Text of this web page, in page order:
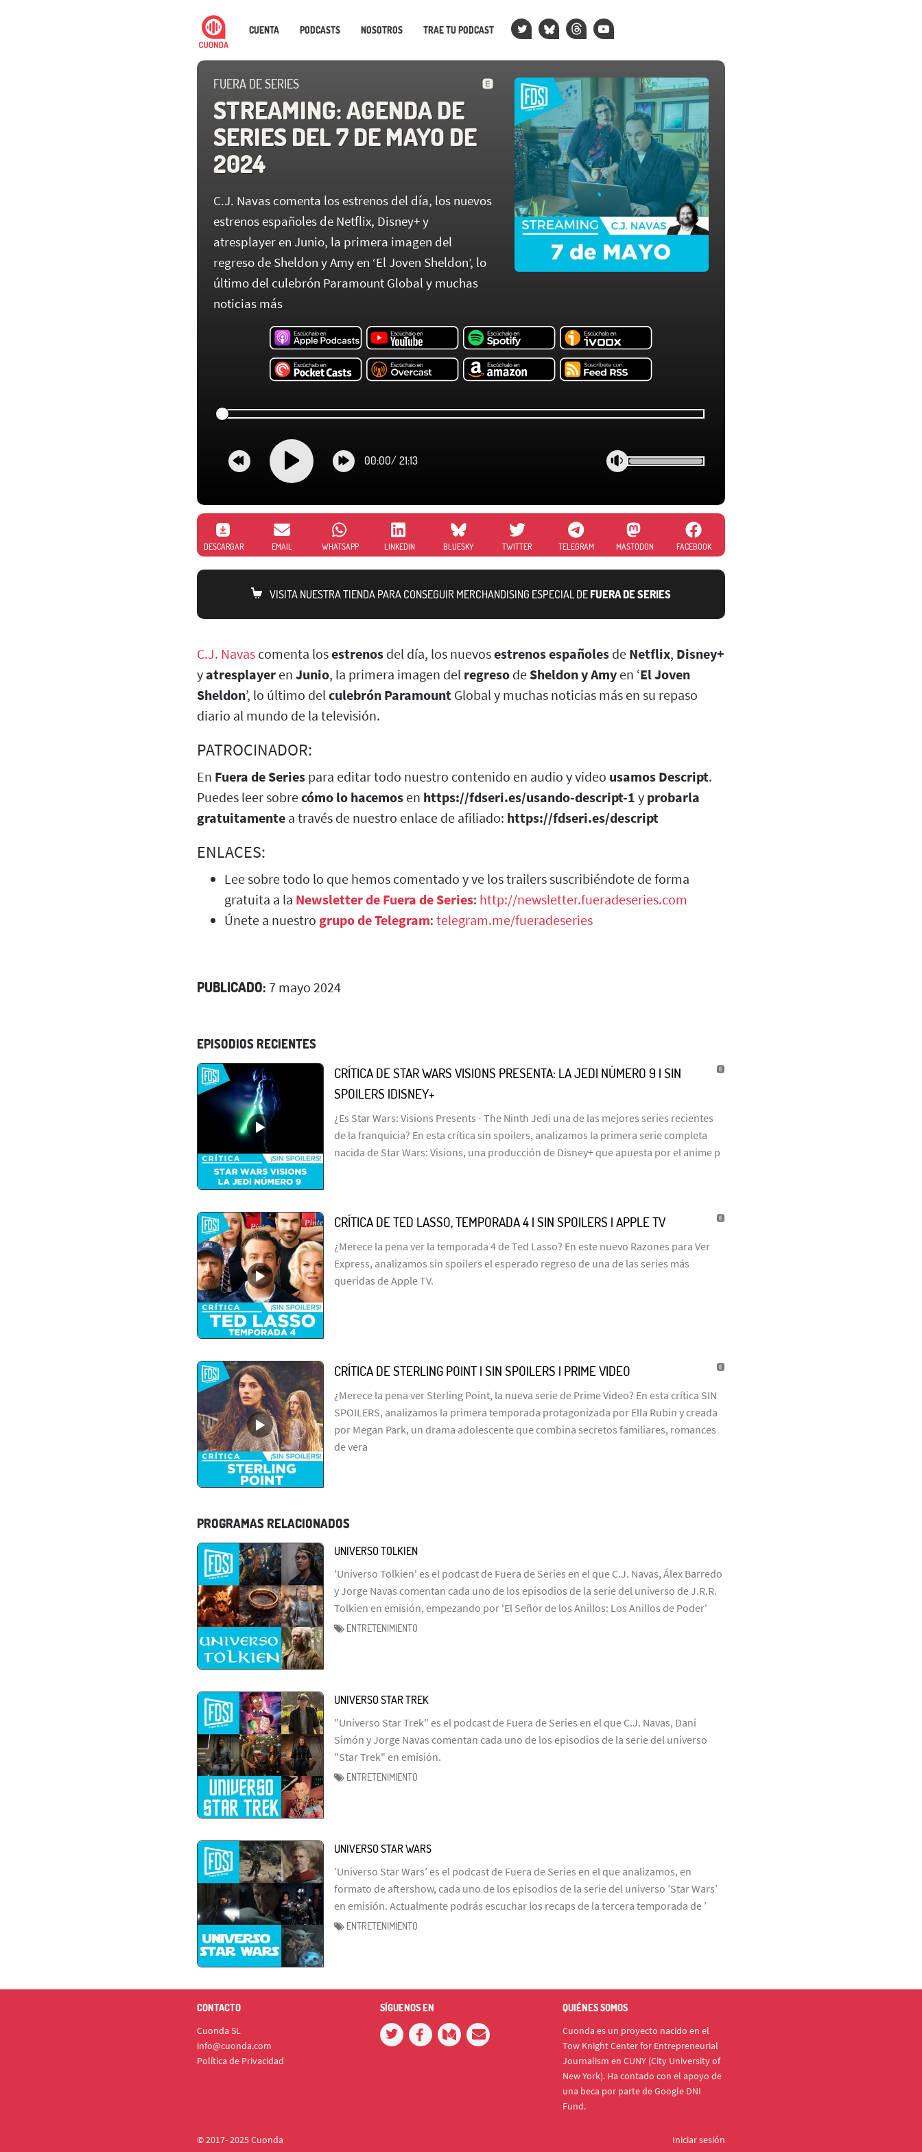
CUENTA PODCASTS NOSOTROS TRAE TU PODCAST
FUERA DE SERIES
STREAMING: AGENDA DE
SERIES DEL 7 DE MAYO DE
2024
C.J. Navas comenta los estrenos del día, los nuevos
estrenos españoles de Netflix, Disney+ y
atresplayer en Junio, la primera imagen del
regreso de Sheldon y Amy en ‘El Joven Sheldon’, lo
último del culebrón Paramount Global y muchas
noticias más
00:00/ 21:13
DESCARGAR EMAIL WHATSAPP LINKEDIN BLUESKY TWITTER TELEGRAM MASTODON FACEBOOK
VISITA NUESTRA TIENDA PARA CONSEGUIR MERCHANDISING ESPECIAL DEFUERA DE SERIES
C.J. Navas comenta losestrenos del día, los nuevosestrenosespañoles de Netflix, Disney+
y atresplayer en Junio, la primera imagen del regreso de Sheldon y Amy en ‘El Joven
Sheldon’, lo último del culebrón Paramount Global y muchas noticias más en su repaso
diario al mundo de la televisión.
PATROCINADOR:
En Fuera de Series para editar todo nuestro contenido en audio y video usamos Descript.
Puedes leer sobrecómo lo hacemos en https://fdseri.es/usando-descript-1 y probarla
gratuitamente a través de nuestro enlace de afiliado: https://fdseri.es/descript
ENLACES:
Lee sobre todo lo que hemos comentado y ve los trailers suscribiéndote de forma
gratuita a la Newsletter de Fuera de Series: http://newsletter.fueradeseries.com
Únete a nuestro grupo de Telegram: telegram.me/fueradeseries
PUBLICADO: 7 mayo 2024
EPISODIOS RECIENTES
CRÍTICA DE STAR WARS VISIONS PRESENTA: LA JEDI NÚMERO 9 | SIN
SPOILERS |DISNEY+
¿Es Star Wars: Visions Presents - The Ninth Jedi una de las mejores series recientes
de la franquicia? En esta crítica sin spoilers, analizamos la primera serie completa
nacida de Star Wars: Visions, una producción de Disney+ que apuesta por el anime p
CRÍTICA DE TED LASSO, TEMPORADA 4 | SIN SPOILERS | APPLE TV
¿Merece la pena ver la temporada 4 de Ted Lasso? En este nuevo Razones para Ver
Express, analizamos sin spoilers el esperado regreso de una de las series más
queridas de Apple TV.
CRÍTICA DE STERLING POINT | SIN SPOILERS | PRIME VIDEO
¿Merece la pena ver Sterling Point, la nueva serie de Prime Video? En esta crítica SIN
SPOILERS, analizamos la primera temporada protagonizada por Ella Rubin y creada
por Megan Park, un drama adolescente que combina secretos familiares, romances
de vera
PROGRAMAS RELACIONADOS
UNIVERSO TOLKIEN
'Universo Tolkien' es el podcast de Fuera de Series en el que C.J. Navas, Álex Barredo
y Jorge Navas comentan cada uno de los episodios de la serie del universo de J.R.R.
Tolkien en emisión, empezando por 'El Señor de los Anillos: Los Anillos de Poder'
ENTRETENIMIENTO
UNIVERSO STAR TREK
"Universo Star Trek" es el podcast de Fuera de Series en el que C.J. Navas, Dani
Simón y Jorge Navas comentan cada uno de los episodios de la serie del universo
"Star Trek" en emisión.
ENTRETENIMIENTO
UNIVERSO STAR WARS
’Universo Star Wars’ es el podcast de Fuera de Series en el que analizamos, en
formato de aftershow, cada uno de los episodios de la serie del universo ’Star Wars’
en emisión. Actualmente podrás escuchar los recaps de la tercera temporada de ’
ENTRETENIMIENTO
CONTACTO
Cuonda SL
info@cuonda.com
Política de Privacidad
SÍGUENOS EN QUIÉNES SOMOS
Cuonda es un proyecto nacido en el
Tow Knight Center for Entrepreneurial
Journalism en CUNY (City University of
New York). Ha contado con el apoyo de
una beca por parte de Google DNI
Fund.
© 2017- 2025 Cuonda Iniciar sesión